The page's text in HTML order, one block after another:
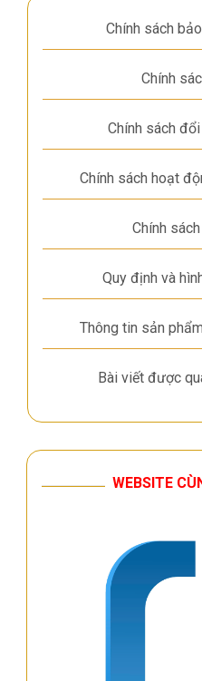
Chính sách
Chính
Chính sách
Chính sách hoạt
Chính
Quy định và
Thông tin sản
Bài viết được
WEBSITE